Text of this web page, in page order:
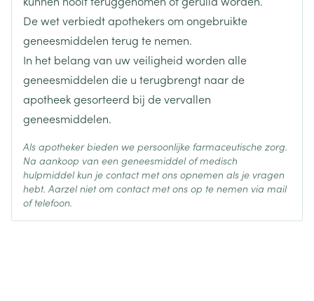
Hoeveelheid
Verpakking
4
Behoud Kamertemperatuur (15°C - 25°C)
De wet verbiedt apothekers om ongebruikte
geneesmiddelen terug te nemen.
In het belang van uw veiligheid worden alle
geneesmiddelen die u terugbrengt naar de
apotheek gesorteerd bij de vervallen
geneesmiddelen.
Als apotheker bieden we persoonlijke farmaceutische zorg.
Na aankoop van een geneesmiddel of medisch
hulpmiddel kun je contact met ons opnemen als je vragen
hebt. Aarzel niet om contact met ons op te nemen via mail
of telefoon.